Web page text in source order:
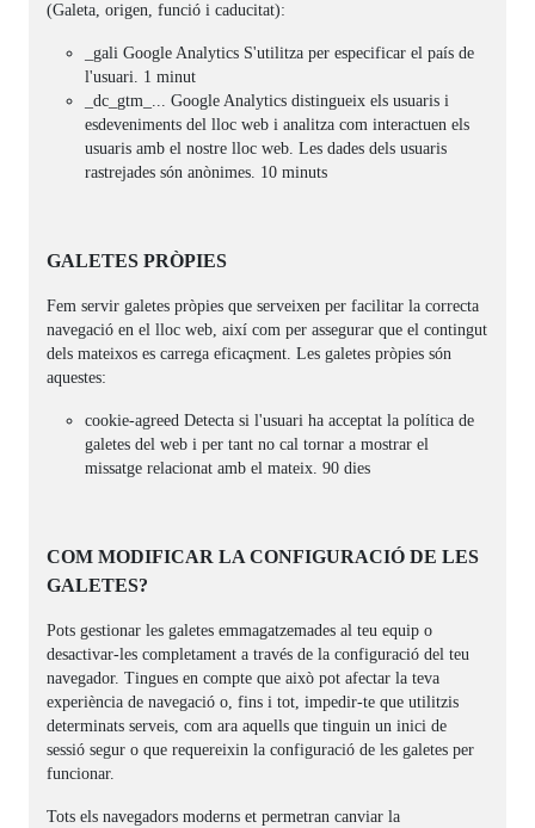
(Galeta, origen, funció i caducitat):
_gali Google Analytics S'utilitza per especificar el país de
l'usuari. 1 minut
_dc_gtm_... Google Analytics distingueix els usuaris i
esdeveniments del lloc web i analitza com interactuen els
usuaris amb el nostre lloc web. Les dades dels usuaris
rastrejades són anònimes. 10 minuts
GALETES PRÒPIES
Fem servir galetes pròpies que serveixen per facilitar la correcta
navegació en el lloc web, així com per assegurar que el contingut
dels mateixos es carrega eficaçment. Les galetes pròpies són
aquestes:
cookie-agreed Detecta si l'usuari ha acceptat la política de
galetes del web i per tant no cal tornar a mostrar el
missatge relacionat amb el mateix. 90 dies
COM MODIFICAR LA CONFIGURACIÓ DE LES
GALETES?
Pots gestionar les galetes emmagatzemades al teu equip o
desactivar-les completament a través de la configuració del teu
navegador. Tingues en compte que això pot afectar la teva
experiència de navegació o, fins i tot, impedir-te que utilitzis
determinats serveis, com ara aquells que tinguin un inici de
sessió segur o que requereixin la configuració de les galetes per
funcionar.
Tots els navegadors moderns et permetran canviar la